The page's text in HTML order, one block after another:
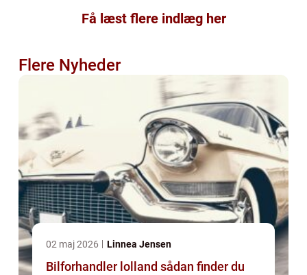
Få læst flere indlæg her
Flere Nyheder
02 maj 2026 Linnea Jensen
Bilforhandler lolland sådan finder du